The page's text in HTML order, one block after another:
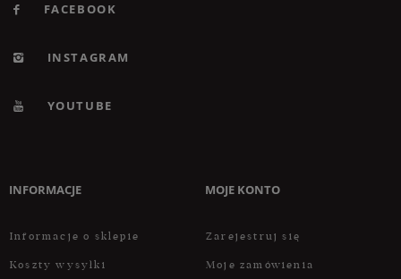
FACEBOOK
INSTAGRAM
YOUTUBE
INFORMACJE
Informacje o sklepie
Koszty wysyłki
MOJE KONTO
Zarejestruj się
Moje zamówienia